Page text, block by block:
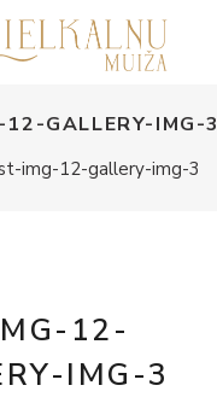
GALLERY-IMG-3
img-12-gallery-img-3
12-
IMG-3